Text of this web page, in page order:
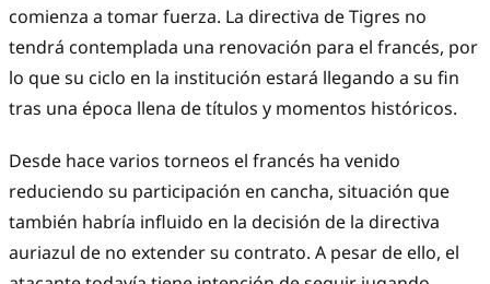
comienza a tomar fuerza. La directiva de Tigres no
tendrá contemplada una renovación para el francés, por
lo que su ciclo en la institución estará llegando a su fin
tras una época llena de títulos y momentos históricos.
Desde hace varios torneos el francés ha venido
reduciendo su participación en cancha, situación que
también habría influido en la decisión de la directiva
auriazul de no extender su contrato. A pesar de ello, el